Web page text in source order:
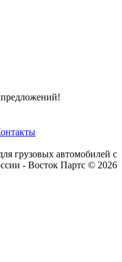
грузовых автомобилей с
- Восток Партс © 2026